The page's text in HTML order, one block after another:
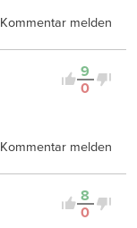
Kommentar melden
9
0
Kommentar melden
8
0